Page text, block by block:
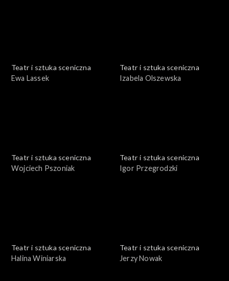
Teatr i sztuka sceniczna
Ewa Lassek
Teatr i sztuka sceniczna
Izabela Olszewska
Teatr i sztuka sceniczna
Wojciech Pszoniak
Teatr i sztuka sceniczna
Igor Przegrodzki
Teatr i sztuka sceniczna
Halina Winiarska
Teatr i sztuka sceniczna
Jerzy Nowak